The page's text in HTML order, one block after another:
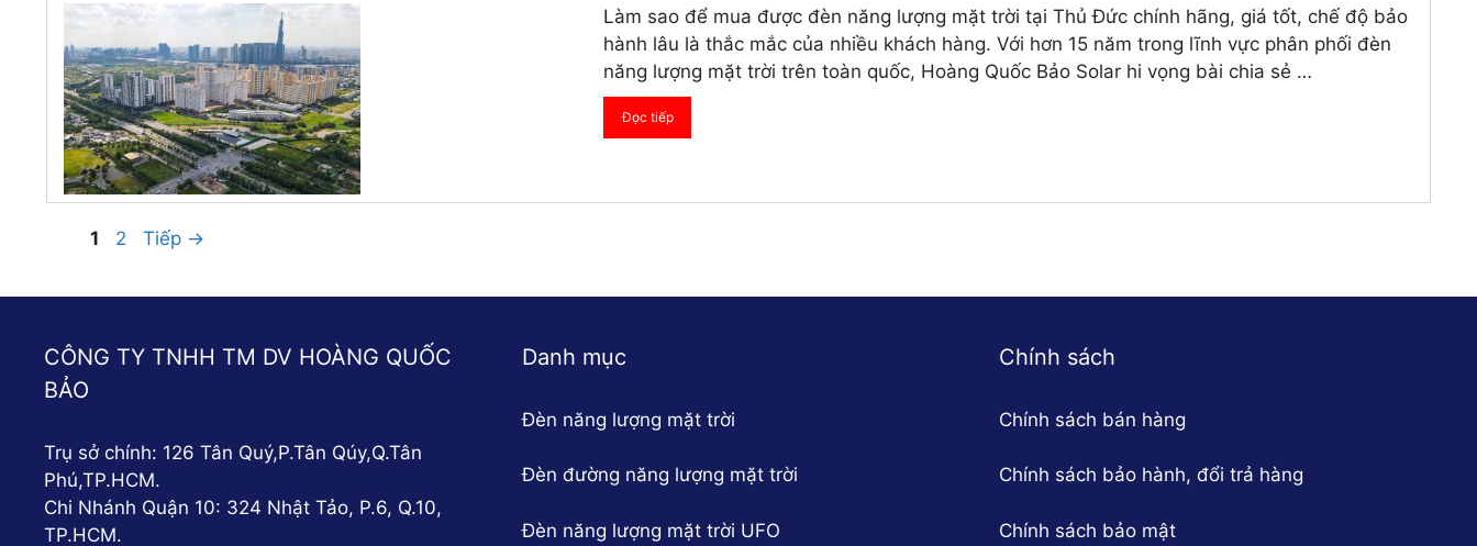
Làm sao để mua được đèn năng lượng mặt trời tại Thủ Đức chính hãng, giá tốt, chế độ bảo
hành lâu là thắc mắc của nhiều khách hàng. Với hơn 15 năm trong lĩnh vực phân phối đèn
năng lượng mặt trời trên toàn quốc, Hoàng Quốc Bảo Solar hi vọng bài chia sẻ …
Đọc tiếp
Trang
1 Trang
2 Tiếp →
CÔNG TY TNHH TM DV HOÀNG QUỐC
BẢO
Trụ sở chính: 126 Tân Quý,P.Tân Qúy,Q.Tân
Phú,TP.HCM.
Chi Nhánh Quận 10: 324 Nhật Tảo, P.6, Q.10,
TP.HCM.
Danh mục
Đèn năng lượng mặt trời
Đèn đường năng lượng mặt trời
Đèn năng lượng mặt trời UFO
Chính sách
Chính sách bán hàng
Chính sách bảo hành, đổi trả hàng
Chính sách bảo mật